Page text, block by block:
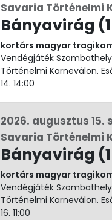
Savaria Történelmi
Bányavirág
kortárs magyar
Vendégjáték
Történelmi Karneválon.
14. 14:00
2026. augusztus 15.
Savaria Történelmi
Bányavirág
kortárs magyar
Vendégjáték
Történelmi Karneválon.
16. 11:00